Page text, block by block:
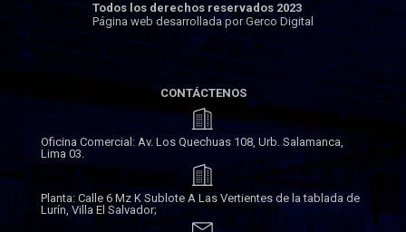
Todos los derechos reservados 2023
Página web desarrollada por Gerco Digital
CONTÁCTENOS
Oficina Comercial: Av. Los Quechuas 108, Urb. Salamanca,
Lima 03.
Planta: Calle 6 Mz K Sublote A Las Vertientes de la tablada de
Lurín, Villa El Salvador;